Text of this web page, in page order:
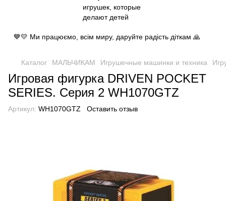
💙💛 Ми працюємо, всім миру, даруйте радість діткам 🙏
Каталог МАЛЬЧИКАМ Игрушечные машинки и техника
Игровая фигурка DRIVEN POCKET
SERIES. Серия 2 WH1070GTZ
Артикул: WH1070GTZ Оставить отзыв